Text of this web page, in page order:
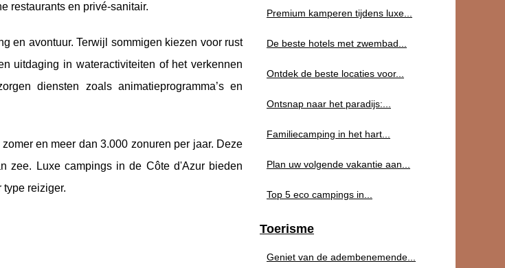
restaurants en privé-sanitair.
en avontuur. Terwijl sommigen kiezen voor rust
uitdaging in wateractiviteiten of het verkennen
diensten zoals animatieprogramma’s en
en meer dan 3.000 zonuren per jaar. Deze
zee. Luxe campings in de Côte d'Azur bieden
type reiziger.
Premium kamperen tijdens luxe...
De beste hotels met zwembad...
Ontdek de beste locaties voor...
Ontsnap naar het paradijs:...
Familiecamping in het hart...
Plan uw volgende vakantie aan...
Top 5 eco campings in...
Toerisme
Geniet van de adembenemende...